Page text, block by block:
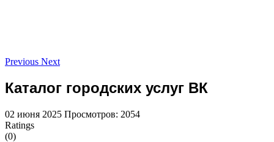
Previous Next
Каталог городских услуг ВК
02 июня 2025 Просмотров: 2054
Ratings
(0)